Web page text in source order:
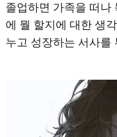
졸업하면 가족을 떠나
에 뭘 할지에 대한 생
누고 성장하는 서사를